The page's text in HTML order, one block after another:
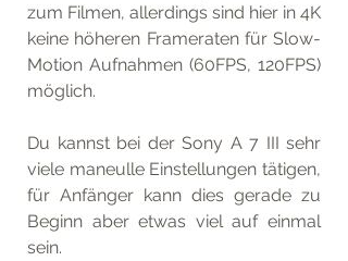
zum Filmen, allerdings sind hier in 4K
keine höheren Frameraten für Slow-
Motion Aufnahmen (60FPS, 120FPS)
möglich.
Du kannst bei der Sony A 7 III sehr
viele maneulle Einstellungen tätigen,
für Anfänger kann dies gerade zu
Beginn aber etwas viel auf einmal
sein.